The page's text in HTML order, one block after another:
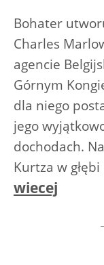
Bohater
Charles
agencie
Górnym
dla niego
jego
dochodach.
Kurtza w
wiecej